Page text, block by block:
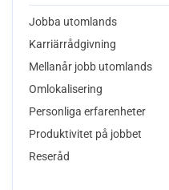
Jobba utomlands
Karriärrådgivning
Mellanår jobb utomlands
Omlokalisering
Personliga erfarenheter
Produktivitet på jobbet
Reseråd